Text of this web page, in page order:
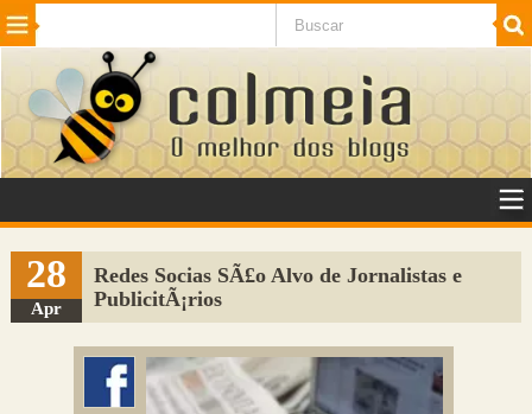
Beleza Cinema e TV
Internet Jogos NotÃ­cias SaÃºde
VeÃ­culos Adulto
Sugerir Link
Adicionar Blog
Colmeia Exchange
Perguntas Frequentes
28
Apr
Redes Socias SÃ£o Alvo de Jornalistas e
PublicitÃ¡rios